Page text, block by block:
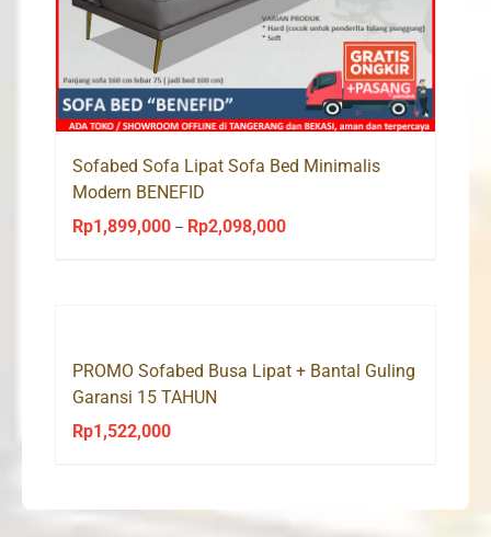
Sofabed Sofa Lipat Sofa Bed Minimalis
Modern BENEFID
Rp1,899,000 – Rp2,098,000Price
PROMO Sofabed Busa Lipat + Bantal Guling
Garansi 15 TAHUN
Rp1,522,000